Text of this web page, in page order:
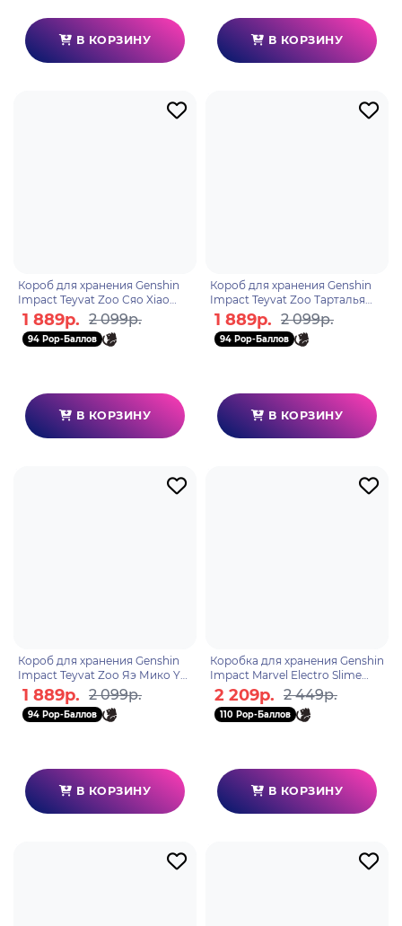
В КОРЗИНУ В КОРЗИНУ
Короб для хранения Genshin
Impact Teyvat Zoo Сяо Xiao
6942421130543
1 889р. 2 099р.
94 Pop-Баллов
В КОРЗИНУ
Короб для хранения Genshin
Impact Teyvat Zoo Тарталья
Tartaglia 6942421130550
1 889р. 2 099р.
94 Pop-Баллов
В КОРЗИНУ
Короб для хранения Genshin
Impact Teyvat Zoo Яэ Мико Yae
Miko 6942421130567
1 889р. 2 099р.
94 Pop-Баллов
В КОРЗИНУ
Коробка для хранения Genshin
Impact Marvel Electro Slime
6942421102144
2 209р. 2 449р.
110 Pop-Баллов
В КОРЗИНУ